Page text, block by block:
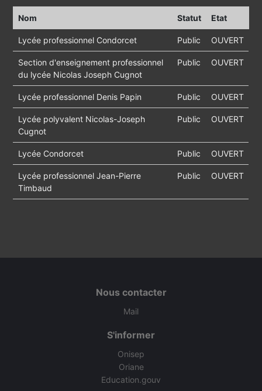
Nom Statut Etat
Lycée professionnel Condorcet Public OUVERT
Section d'enseignement professionnel
du lycée Nicolas Joseph Cugnot
Public OUVERT
Lycée professionnel Denis Papin Public OUVERT
Lycée polyvalent Nicolas-Joseph
Cugnot
Public OUVERT
Lycée Condorcet Public OUVERT
Lycée professionnel Jean-Pierre
Timbaud
Public OUVERT
Nous contacter
Mail
S'informer
Onisep
Oriane
Education.gouv